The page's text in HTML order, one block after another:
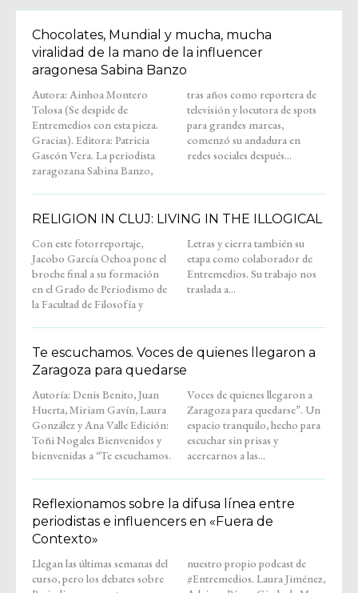
Chocolates, Mundial y mucha, mucha
viralidad de la mano de la influencer
aragonesa Sabina Banzo
Autora: Ainhoa Montero
Tolosa (Se despide de
Entremedios con esta pieza.
Gracias). Editora: Patricia
Gascón Vera. La periodista
zaragozana Sabina Banzo,
tras años como reportera de
televisión y locutora de spots
para grandes marcas,
comenzó su andadura en
redes sociales después...
RELIGION IN CLUJ: LIVING IN THE ILLOGICAL
Con este fotorreportaje,
Jacobo García Ochoa pone el
broche final a su formación
en el Grado de Periodismo de
la Facultad de Filosofía y
Letras y cierra también su
etapa como colaborador de
Entremedios. Su trabajo nos
traslada a...
Te escuchamos. Voces de quienes llegaron a
Zaragoza para quedarse
Autoría: Denis Benito, Juan
Huerta, Miriam Gavín, Laura
González y Ana Valle Edición:
Toñi Nogales Bienvenidos y
bienvenidas a “Te escuchamos.
Voces de quienes llegaron a
Zaragoza para quedarse”. Un
espacio tranquilo, hecho para
escuchar sin prisas y
acercarnos a las...
Reflexionamos sobre la difusa línea entre
periodistas e influencers en «Fuera de
Contexto»
Llegan las últimas semanas del
curso, pero los debates sobre
nuestro propio podcast de
#Entremedios. Laura Jiménez,